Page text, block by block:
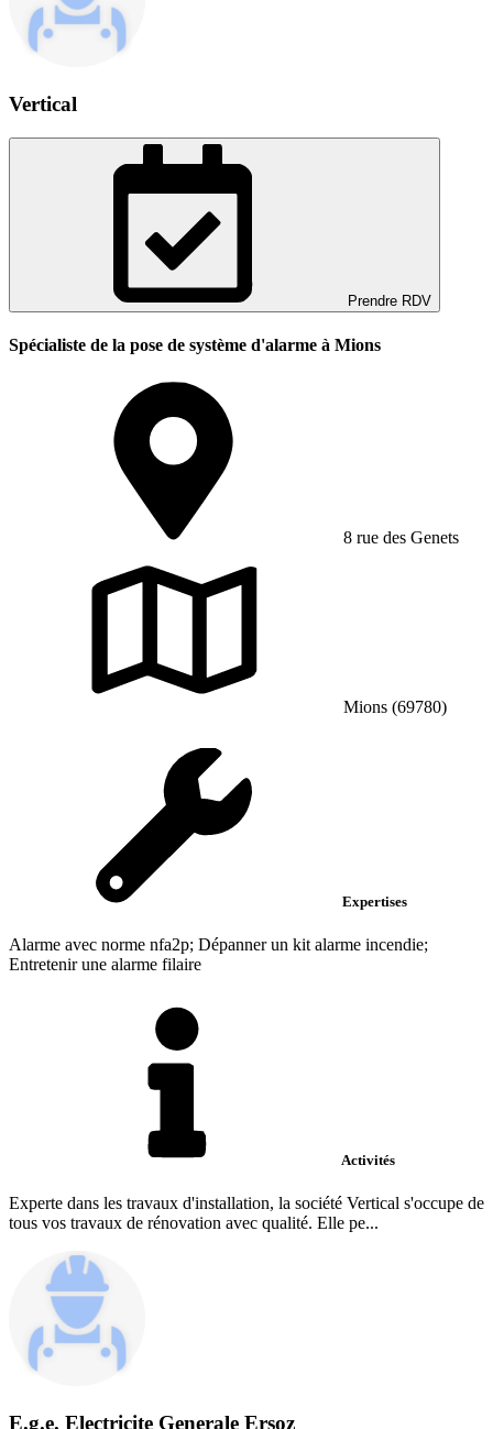
Vertical
Prendre RDV
Spécialiste de la pose de système d'alarme à Mions
8 rue des Genets
Mions (69780)
Expertises
Alarme avec norme nfa2p; Dépanner un kit alarme incendie;
Entretenir une alarme filaire
Activités
Experte dans les travaux d'installation, la société Vertical s'occupe de
tous vos travaux de rénovation avec qualité. Elle pe...
E.g.e. Electricite Generale Ersoz